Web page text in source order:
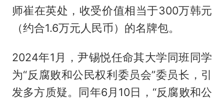
师崔在英处，收受价值相当于300万韩元
（约合1.6万元人民币）的名牌包。
2024年1月，尹锡悦任命其大学同班同学
为“反腐败和公民权利委员会”委员长，引
发多方质疑。同年6月10日，“反腐败和公